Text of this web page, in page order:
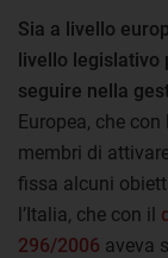
Sia a livello
livello legislativo
seguire nella
Europea, che con
membri di
fissa alcuni
l’Italia, che con il
296/2006 aveva